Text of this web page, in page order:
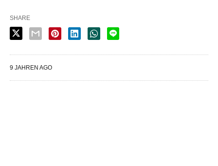
SHARE
9 JAHREN AGO